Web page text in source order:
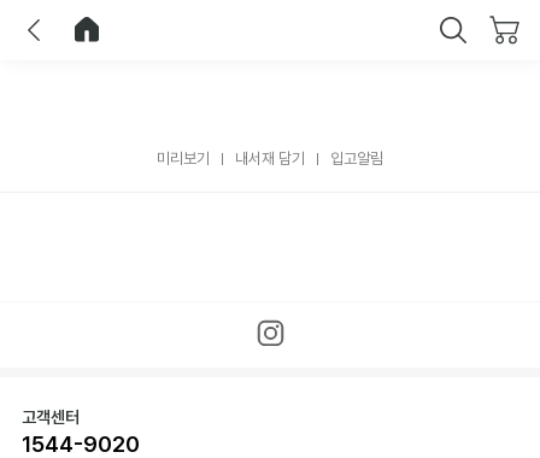
미리보기 내서재 담기 입고알림
고객센터
1544-9020